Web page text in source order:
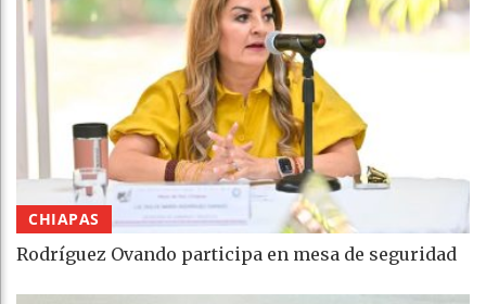
CHIAPAS
Rodríguez Ovando participa en mesa de seguridad